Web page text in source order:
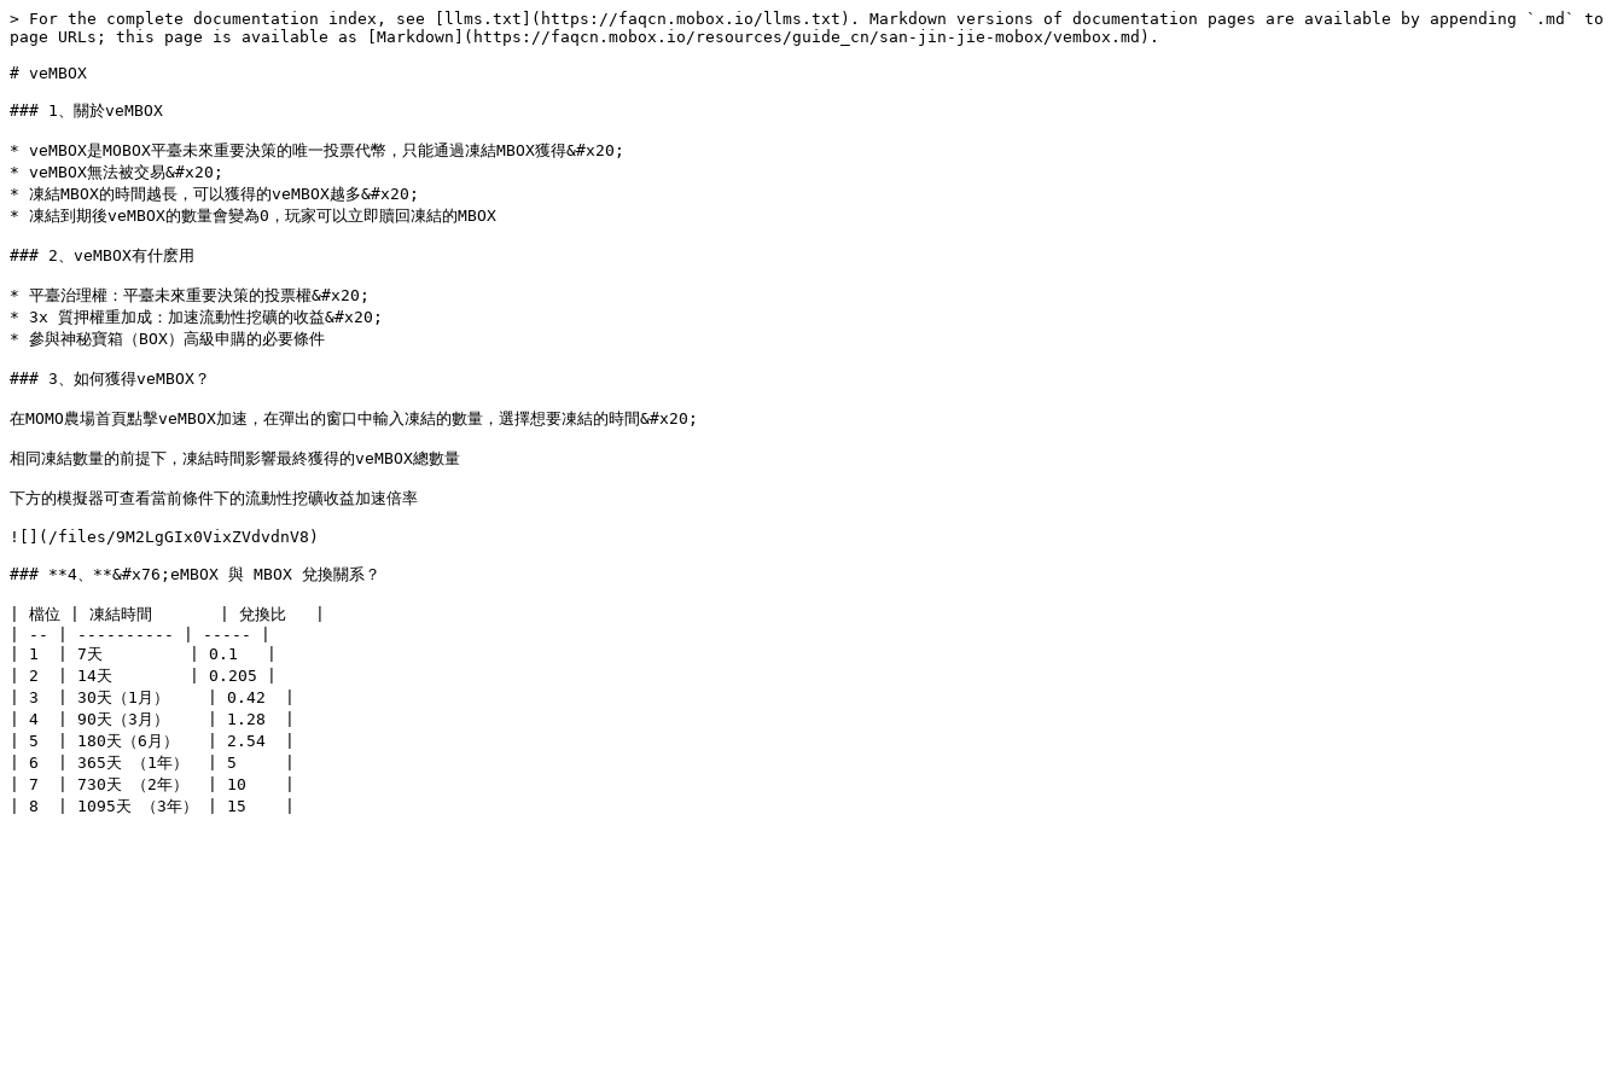
> For the complete documentation index, see [llms.txt](https://faqcn.mobox.io/llms.txt). Markdown versions of documentation pages are available by appending `.md` to
page URLs; this page is available as [Markdown](https://faqcn.mobox.io/resources/guide_cn/san-jin-jie-mobox/vembox.md).
# veMBOX
### 1、關於veMBOX
* veMBOX是MOBOX平臺未來重要決策的唯一投票代幣，只能通過凍結MBOX獲得&#x20;
* veMBOX無法被交易&#x20;
* 凍結MBOX的時間越長，可以獲得的veMBOX越多&#x20;
* 凍結到期後veMBOX的數量會變為0，玩家可以立即贖回凍結的MBOX
### 2、veMBOX有什麽用
* 平臺治理權：平臺未來重要決策的投票權&#x20;
* 3x 質押權重加成：加速流動性挖礦的收益&#x20;
* 參與神秘寶箱（BOX）高級申購的必要條件
### 3、如何獲得veMBOX？
在MOMO農場首頁點擊veMBOX加速，在彈出的窗口中輸入凍結的數量，選擇想要凍結的時間&#x20;
相同凍結數量的前提下，凍結時間影響最終獲得的veMBOX總數量
下方的模擬器可查看當前條件下的流動性挖礦收益加速倍率
![](/files/9M2LgGIx0VixZVdvdnV8)
### **4、**&#x76;eMBOX 與 MBOX 兌換關系？
| 檔位 | 凍結時間       | 兌換比   |
| -- | ---------- | ----- |
| 1  | 7天         | 0.1   |
| 2  | 14天        | 0.205 |
| 3  | 30天（1月）    | 0.42  |
| 4  | 90天（3月）    | 1.28  |
| 5  | 180天（6月）   | 2.54  |
| 6  | 365天 （1年）  | 5     |
| 7  | 730天 （2年）  | 10    |